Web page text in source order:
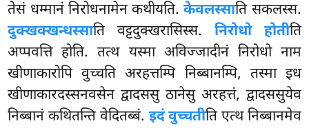
तेसं धम्मानं निरोधनामेन कथीयति.केवलस्साति सकलस्स.
दुक्खक्खन्धस्साति वट्टदुक्खरासिस्स. निरोधो होतीति
अप्पवत्ति होति. तत्थ यस्मा अविज्जादीनं निरोधो नाम
खीणाकारोपि वुच्चति अरहत्तम्पि निब्बानम्पि, तस्मा इध
खीणाकारदस्सनवसेन द्वादससु ठानेसु अरहत्तं, द्वादससुयेव
निब्बानं कथितन्ति वेदितब्बं. इदं वुच्चतीति एत्थ निब्बानमेव